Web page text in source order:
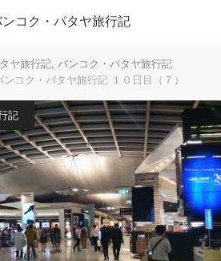
コク・パタヤ旅行記
ヤ旅行記, バンコク・パタヤ旅行記
コク・パタヤ旅行記 １０日目（７）
記